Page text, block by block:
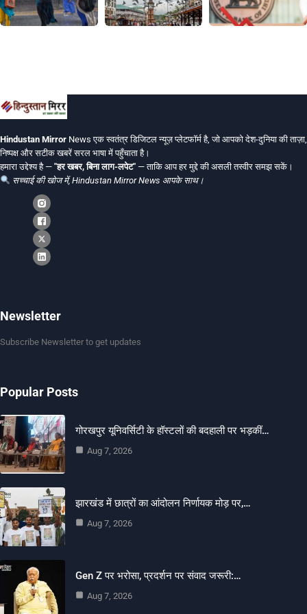
Hindustan Mirror News एक स्वतंत्र डिजिटल न्यूज़ प्लेटफॉर्म है, जो आपको देश-दुनिया की ताज़ा,
निष्पक्ष और सटीक खबरें सरल भाषा में पहुँचाता है।
हमारा उद्देश्य है — "हर खबर, बिना लाग-लपेट" — ताकि आप हर मुद्दे की असली तस्वीर समझ सकें।
सच्चाई की खोज में, Hindustan Mirror News आपके साथ।
Newsletter
Subscribe Newsletter to get updates
Popular Posts
गोरखपुर यूनिवर्सिटी के हॉस्टलों की बदहाली पर भड़कीं…
Aug 7, 2026
झारखंड में छात्रों का आंदोलन निर्णायक मोड़ पर,…
Aug 7, 2026
Gen Z पर भरोसा, प्रदर्शन पर संवाद जरूरी:…
Aug 7, 2026